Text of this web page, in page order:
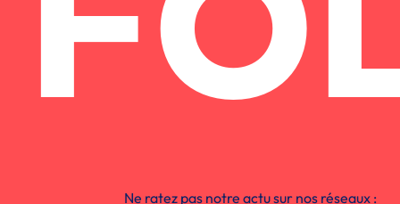
Ne ratez pas notre actu sur nos réseaux :